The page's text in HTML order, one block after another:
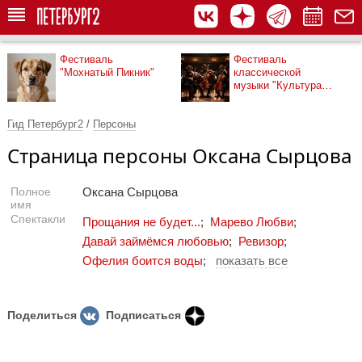
Фестиваль
"Мохнатый Пикник"
Фестиваль
классической
музыки "Культура
Гид Петербург2 / Персоны
Страница персоны Оксана Сырцова
Полное
имя
Оксана Сырцова
Спектакли Прощания не будет...; Марево Любви;
Давай займёмся любовью; Ревизор;
Офелия боится воды; показать все
Поделиться Подписаться